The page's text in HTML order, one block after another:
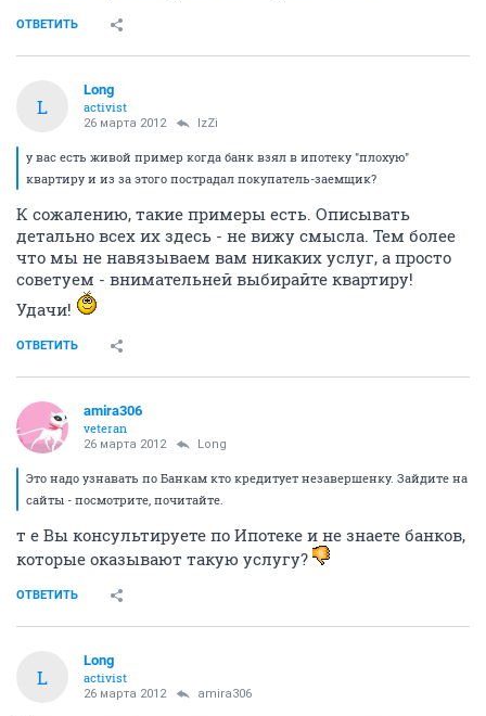
ОТВЕТИТЬ
L
Long
activist
26 марта 2012 IzZi
у вас есть живой пример когда банк взял в ипотеку "плохую"
квартиру и из за этого пострадал покупатель-заемщик?
К сожалению, такие примеры есть. Описывать
детально всех их здесь - не вижу смысла. Тем более
что мы не навязываем вам никаких услуг, а просто
советуем - внимательней выбирайте квартиру!
Удачи!
ОТВЕТИТЬ
amira306
veteran
26 марта 2012 Long
Это надо узнавать по Банкам кто кредитует незавершенку. Зайдите на
сайты - посмотрите, почитайте.
т е Вы консультируете по Ипотеке и не знаете банков,
которые оказывают такую услугу?
ОТВЕТИТЬ
L
Long
activist
26 марта 2012 amira306